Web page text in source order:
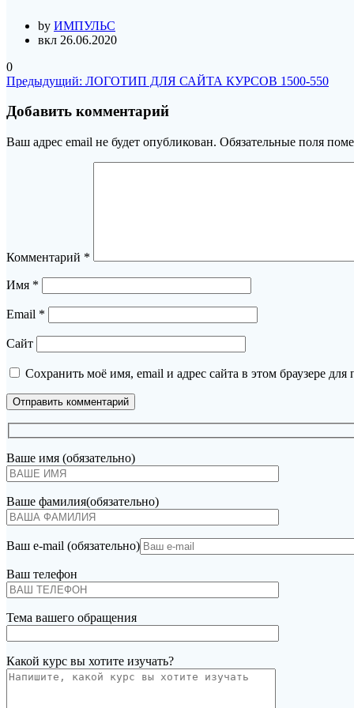
by ИМПУЛЬС
вкл 26.06.2020
0
Навигация
по
записям
Предыдущий: Предыдущая
ЛОГОТИП ДЛЯ САЙТА КУРСОВ 1500-550
Добавить комментарий
Ваш адрес email не будет опубликован. Обязательные поля
Комментарий *
Имя *
Email *
Сайт
Сохранить моё имя, email и адрес сайта в этом браузере
Ваше имя (обязательно)
Ваше фамилия(обязательно)
Ваш e-mail (обязательно)
Ваш телефон
Тема вашего обращения
Какой курс вы хотите изучать?